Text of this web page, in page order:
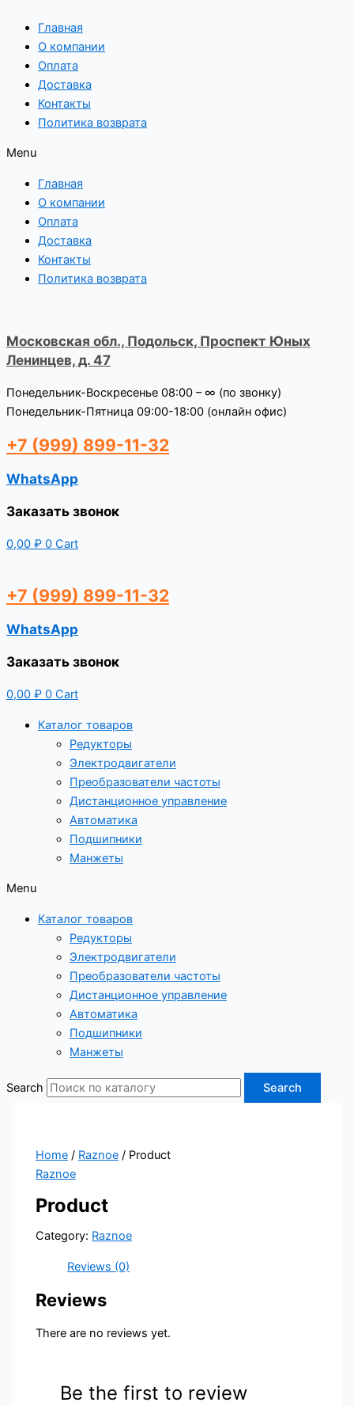
содержимому
Главная
О компании
Оплата
Доставка
Контакты
Политика возврата
Menu
Главная
О компании
Оплата
Доставка
Контакты
Политика возврата
Московская обл., Подольск, Проспект Юных
Ленинцев, д. 47
Понедельник-Воскресенье 08:00 – ∞ (по звонку)
Понедельник-Пятница 09:00-18:00 (онлайн офис)
+7 (999) 899-11-32
WhatsApp
Заказать звонок
0,00 ₽ 0 Cart
+7 (999) 899-11-32
WhatsApp
Заказать звонок
0,00 ₽ 0 Cart
Каталог товаров
Редукторы
Электродвигатели
Преобразователи частоты
Дистанционное управление
Автоматика
Подшипники
Манжеты
Menu
Каталог товаров
Редукторы
Электродвигатели
Преобразователи частоты
Дистанционное управление
Автоматика
Подшипники
Манжеты
Search Search
Home / Raznoe / Product
Raznoe
Product
Category: Raznoe
Reviews (0)
Reviews
There are no reviews yet.
Be the first to review